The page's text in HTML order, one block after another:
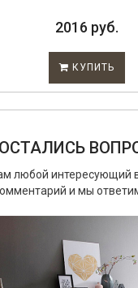
2016 руб.
КУПИТЬ
ОСТАЛИСЬ
любой интересующий
и мы